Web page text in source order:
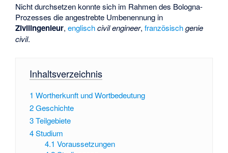
Nicht durchsetzen konnte sich im Rahmen des Bologna-
Prozesses die angestrebte Umbenennung in
Zivilingenieur,englisch civil engineer,französisch genie
civil.
Inhaltsverzeichnis
1 Wortherkunft und Wortbedeutung
2Geschichte
3Teilgebiete
4Studium
4.1 Voraussetzungen